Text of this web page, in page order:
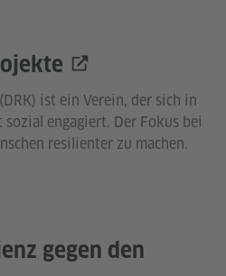
ist ein Verein, der sich in
engagiert. Der Fokus bei
resilienter zu machen.
gegen den